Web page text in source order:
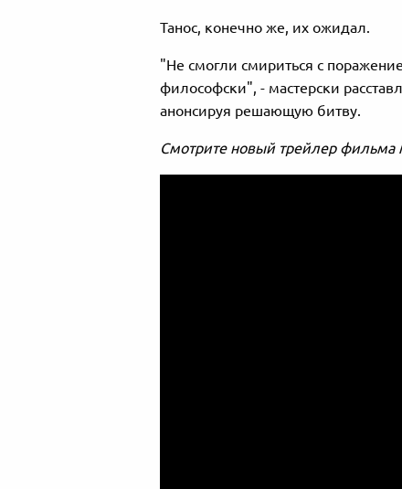
Танос, конечно же, их ожидал.
"Не смогли смириться с
философски", - мастерски
анонсируя решающую битву.
Смотрите новый трейлер